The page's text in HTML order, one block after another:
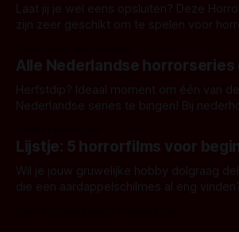
Laat jij je wel eens opsluiten? Deze
zijn zeer geschikt om te spelen voor
Alle Nederlandse horrorseries
Herfstdip? Ideaal moment om één van
Nederlandse series te bingen! Bij nederhorror denk je al
Amsterdamned of The Johnsons. Maar
is niet beperkt tot films. Hier een aantal
series uit het duistere of horrorgenre. Als
Lijstje: 5 horrorfilms voor
Wil je jouw gruwelijke hobby dolgraag
die een aardappelschilmes al eng